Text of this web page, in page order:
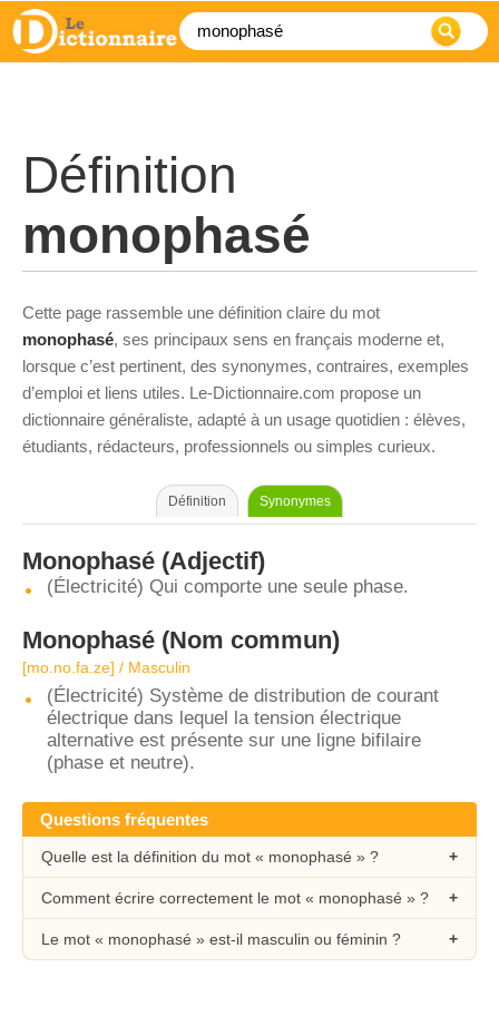
Définition
monophasé
Cette page rassemble une définition claire du mot
monophasé, ses principaux sens en français moderne et,
lorsque c’est pertinent, des synonymes, contraires, exemples
d’emploi et liens utiles. Le-Dictionnaire.com propose un
dictionnaire généraliste, adapté à un usage quotidien : élèves,
étudiants, rédacteurs, professionnels ou simples curieux.
Définition Synonymes
Monophasé (Adjectif)
(Électricité) Qui comporte une seule phase.
Monophasé (Nom commun)
[mo.no.fa.ze] / Masculin
(Électricité) Système de distribution de courant
électrique dans lequel la tension électrique
alternative est présente sur une ligne bifilaire
(phase et neutre).
Questions fréquentes
Quelle est la définition du mot « monophasé » ?
Comment écrire correctement le mot « monophasé » ?
Le mot « monophasé » est-il masculin ou féminin ?